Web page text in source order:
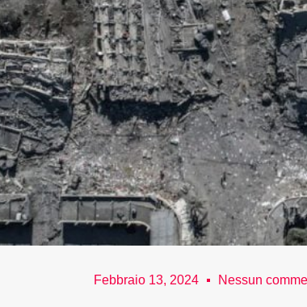
Febbraio 13, 2024 Nessun